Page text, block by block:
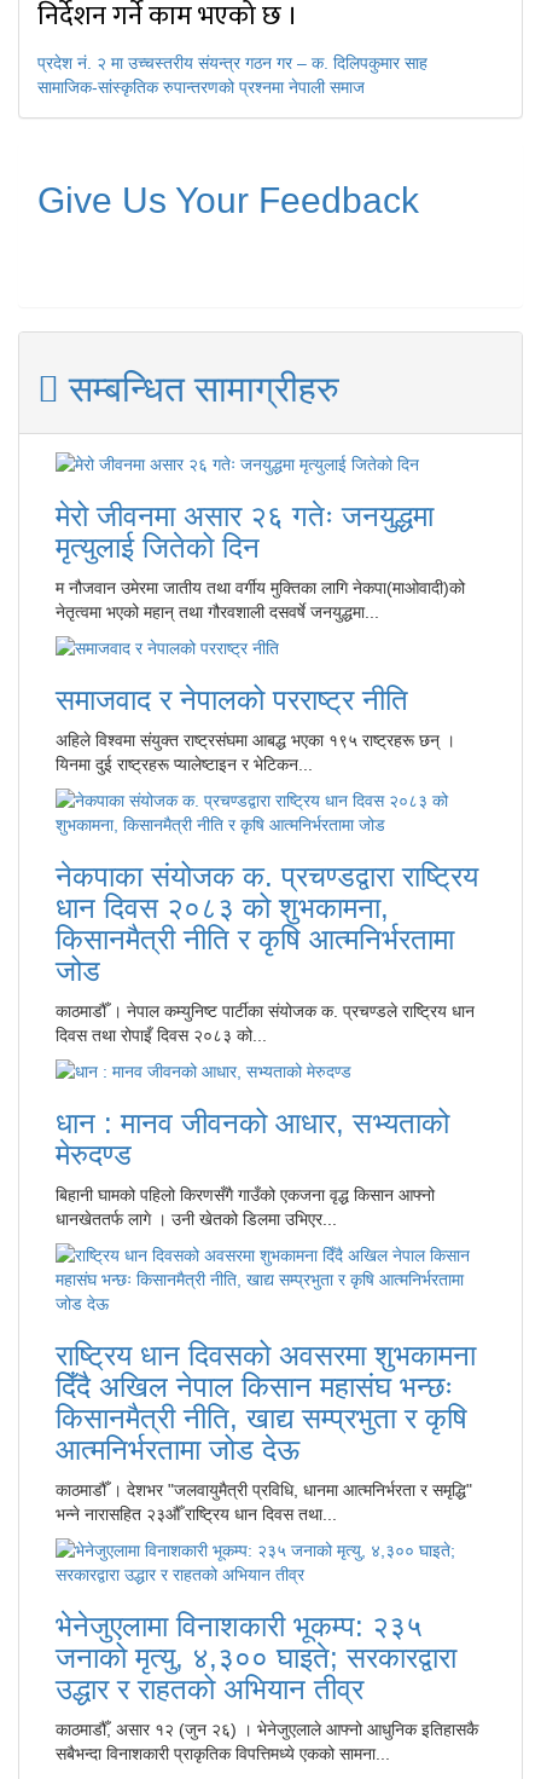
निर्देशन गर्ने काम भएको छ ।
पछिल्लाे
-
प्रदेश नं. २ मा उच्चस्तरीय संयन्त्र गठन गर – क. दिलिपकुमार साह
अघिल्लाे
सामाजिक-सांस्कृतिक रुपान्तरणको प्रश्नमा नेपाली समाज
Give Us Your Feedback
सम्बन्धित सामाग्रीहरु
मेरो जीवनमा असार २६ गतेः जनयुद्धमा
मृत्युलाई जितेको दिन
म नौजवान उमेरमा जातीय तथा वर्गीय मुक्तिका लागि नेकपा(माओवादी)को
नेतृत्वमा भएको महान् तथा गौरवशाली दसवर्षे जनयुद्धमा...
समाजवाद र नेपालको परराष्ट्र नीति
अहिले विश्वमा संयुक्त राष्ट्रसंघमा आबद्ध भएका १९५ राष्ट्रहरू छन् ।
यिनमा दुई राष्ट्रहरू प्यालेष्टाइन र भेटिकन...
नेकपाका संयोजक क. प्रचण्डद्वारा राष्ट्रिय
धान दिवस २०८३ को शुभकामना,
किसानमैत्री नीति र कृषि आत्मनिर्भरतामा
जोड
काठमाडौँ । नेपाल कम्युनिष्ट पार्टीका संयोजक क. प्रचण्डले राष्ट्रिय धान
दिवस तथा रोपाइँ दिवस २०८३ को...
धान : मानव जीवनको आधार, सभ्यताको
मेरुदण्ड
बिहानी घामको पहिलो किरणसँगै गाउँको एकजना वृद्ध किसान आफ्नो
धानखेततर्फ लागे । उनी खेतको डिलमा उभिएर...
राष्ट्रिय धान दिवसको अवसरमा शुभकामना
दिँदै अखिल नेपाल किसान महासंघ भन्छः
किसानमैत्री नीति, खाद्य सम्प्रभुता र कृषि
आत्मनिर्भरतामा जोड देऊ
काठमाडौँ । देशभर "जलवायुमैत्री प्रविधि, धानमा आत्मनिर्भरता र समृद्धि"
भन्ने नारासहित २३औँ राष्ट्रिय धान दिवस तथा...
भेनेजुएलामा विनाशकारी भूकम्प: २३५
जनाको मृत्यु, ४,३०० घाइते; सरकारद्वारा
उद्धार र राहतको अभियान तीव्र
काठमाडौँ, असार १२ (जुन २६) । भेनेजुएलाले आफ्नो आधुनिक इतिहासकै
सबैभन्दा विनाशकारी प्राकृतिक विपत्तिमध्ये एकको सामना...